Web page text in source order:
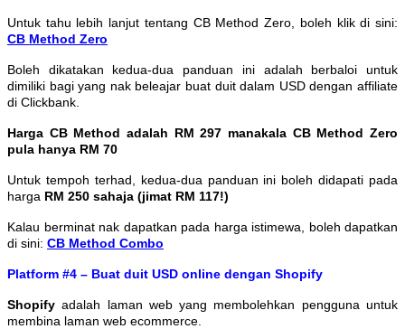
Untuk tahu lebih lanjut tentang CB Method Zero, boleh klik di sini:
CB Method Zero
Boleh dikatakan kedua-dua panduan ini adalah berbaloi untuk
dimiliki bagi yang nak beleajar buat duit dalam USD dengan affiliate
di Clickbank.
Harga CB Method adalah RM 297 manakala CB Method Zero
pula hanya RM 70
Untuk tempoh terhad, kedua-dua panduan ini boleh didapati pada
harga RM 250 sahaja (jimat RM 117!)
Kalau berminat nak dapatkan pada harga istimewa, boleh dapatkan
di sini: CB Method Combo
Platform #4 – Buat duit USD online dengan Shopify
Shopify adalah laman web yang membolehkan pengguna untuk
membina laman web ecommerce.